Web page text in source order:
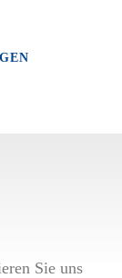
Sie uns